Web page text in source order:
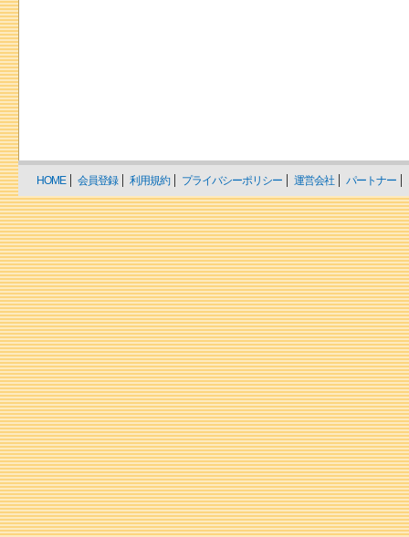
HOME 会員登録 利用規約 プライバシーポリシー 運営会社 パートナー